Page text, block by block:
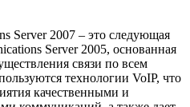
Server 2007 – это следующая
Server 2005, основанная
связи по всем
технологии VoIP, что
качественными и